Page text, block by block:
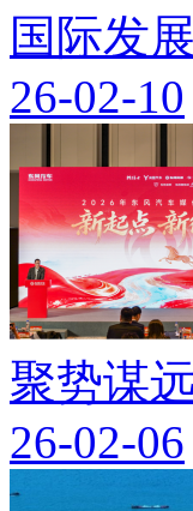
国际发展
26-02-10
聚势谋
26-02-06